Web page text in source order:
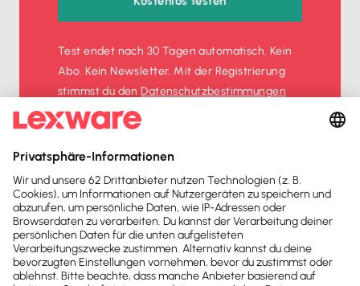
Test endet nach 30 Tagen automatisch. Kein
Abo. Kein Newsletter. Mit der Registrierung
stimmst du denDatenschutz­bestimmungen
und denAGBzu.
Sofort50%
Newsletter